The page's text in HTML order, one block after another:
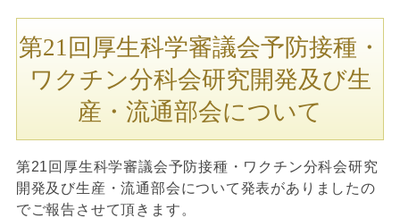
第21回厚生科学審議会予防接種・
ワクチン分科会研究開発及び生
産・流通部会について
第21回厚生科学審議会予防接種・ワクチン分科会研究
開発及び生産・流通部会について発表がありましたの
でご報告させて頂きます。